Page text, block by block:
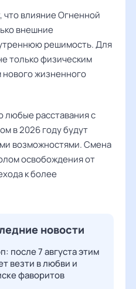
влияние Огненной
внешние
решимость. Для
только физическим
жизненного
любые расставания с
в 2026 году будут
возможностями. Смена
освобождения от
к более
новости
после 7 августа этим
везти в любви и
фаворитов